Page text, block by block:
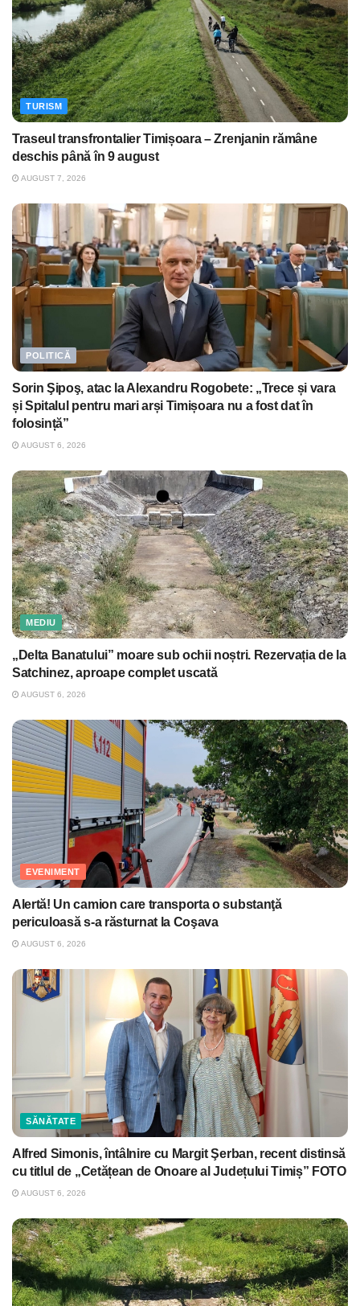
TURISM
Traseul transfrontalier Timișoara – Zrenjanin rămâne
deschis până în 9 august
AUGUST 7, 2026
POLITICĂ
Sorin Şipoş, atac la Alexandru Rogobete: „Trece și vara
și Spitalul pentru mari arși Timișoara nu a fost dat în
folosință”
AUGUST 6, 2026
MEDIU
„Delta Banatului” moare sub ochii noștri. Rezervația de la
Satchinez, aproape complet uscată
AUGUST 6, 2026
EVENIMENT
Alertă! Un camion care transporta o substanţă
periculoasă s-a răsturnat la Coşava
AUGUST 6, 2026
SĂNĂTATE
Alfred Simonis, întâlnire cu Margit Şerban, recent distinsă
cu titlul de „Cetățean de Onoare al Județului Timiș” FOTO
AUGUST 6, 2026